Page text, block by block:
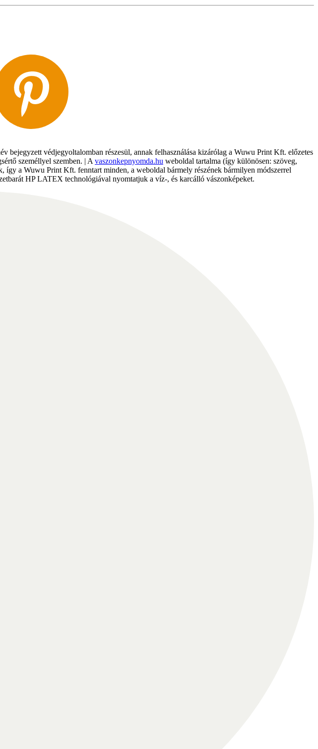
bejegyzett védjegyoltalomban részesül, annak felhasználása kizárólag a Wuwu Print Kft. előzetes
személlyel szemben. | A vaszonkepnyomda.hu weboldal tartalma (így különösen: szöveg,
a Wuwu Print Kft. fenntart minden, a weboldal bármely részének bármilyen módszerrel
HP LATEX technológiával nyomtatjuk a víz-, és karcálló vászonképeket.